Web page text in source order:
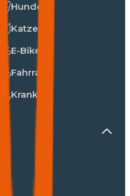
Hunde
Katzen
E-Bike
Fahrrad
Kranken